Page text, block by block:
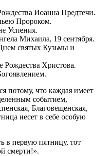
Иоанна Предтечи.
Пророком.
Успения.
Михаила, 19 сентября.
святых Кузьмы и
Рождества Христова.
потому, что каждая имеет
событием,
Благовещенская,
несет в себе особую
в первую пятницу, тот
смерти!».